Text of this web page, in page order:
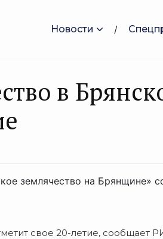
Новости
в
землячество на Брянщине»
свое 20-летие, сообщает